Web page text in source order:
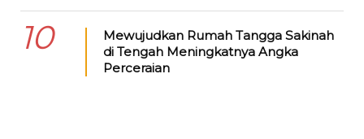
10
Mewujudkan Rumah Tangga Sakinah
di Tengah Meningkatnya Angka
Perceraian